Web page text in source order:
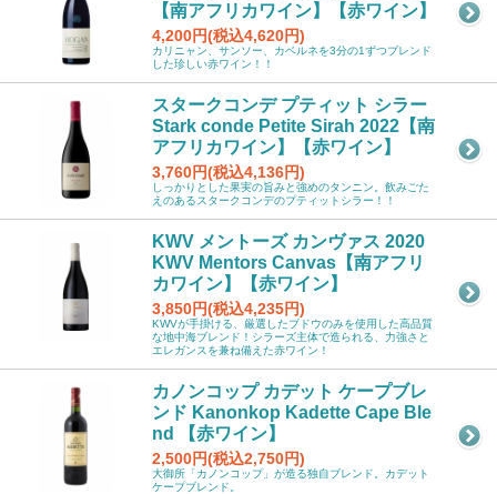
【南アフリカワイン】【赤ワイン】
4,200円(税込4,620円)
カリニャン、サンソー、カベルネを3分の1ずつブレンド
した珍しい赤ワイン！！
スタークコンデ プティット シラー
Stark conde Petite Sirah 2022【南
アフリカワイン】【赤ワイン】
3,760円(税込4,136円)
しっかりとした果実の旨みと強めのタンニン。飲みごた
えのあるスタークコンデのプティットシラー！！
KWV メントーズ カンヴァス 2020
KWV Mentors Canvas【南アフリ
カワイン】【赤ワイン】
3,850円(税込4,235円)
KWVが手掛ける、厳選したブドウのみを使用した高品質
な地中海ブレンド！シラーズ主体で造られる、力強さと
エレガンスを兼ね備えた赤ワイン！
カノンコップ カデット ケープブレ
ンド Kanonkop Kadette Cape Ble
nd 【赤ワイン】
2,500円(税込2,750円)
大御所「カノンコップ」が造る独自ブレンド。カデット
ケープブレンド。